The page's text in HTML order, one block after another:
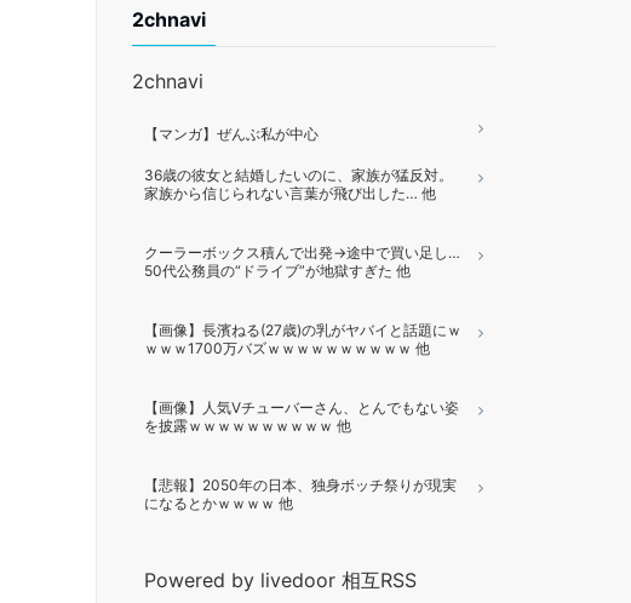
2chnavi
2chnavi
【マンガ】ぜんぶ私が中心
36歳の彼女と結婚したいのに、家族が猛反対。
家族から信じられない言葉が飛び出した… 他
クーラーボックス積んで出発→途中で買い足し…
50代公務員の“ドライブ”が地獄すぎた 他
【画像】長濱ねる(27歳)の乳がヤバイと話題にｗ
ｗｗｗ1700万バズｗｗｗｗｗｗｗｗｗｗ 他
【画像】人気Vチューバーさん、とんでもない姿
を披露ｗｗｗｗｗｗｗｗｗｗ 他
【悲報】2050年の日本、独身ボッチ祭りが現実
になるとかｗｗｗｗ 他
Powered by livedoor 相互RSS